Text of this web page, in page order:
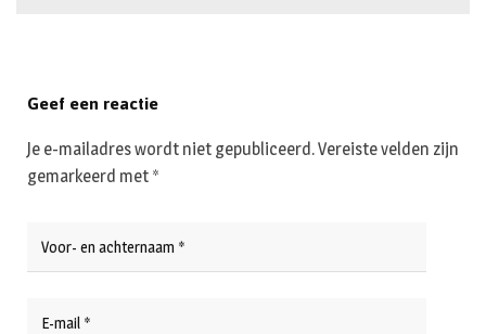
Geef een reactie
Je e-mailadres wordt niet gepubliceerd.Vereiste velden zijn
gemarkeerd met *